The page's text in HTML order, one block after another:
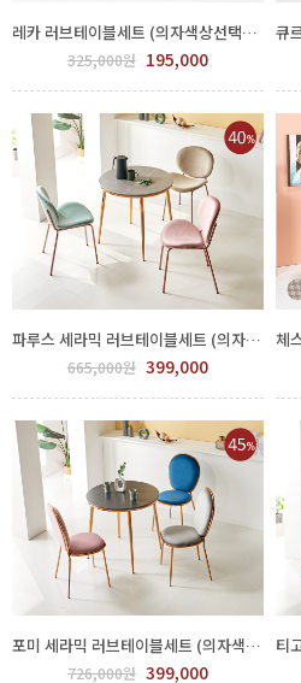
레카 러브테이블세트 (의자색상선택) FPP76-0005.7
325,000원 195,000
파루스 세라믹 러브테이블세트 (의자색상선택) FPP61-0001.2
665,000원 399,000
포미 세라믹 러브테이블세트 (의자색상선택) FPP62-0001.2
726,000원 399,000